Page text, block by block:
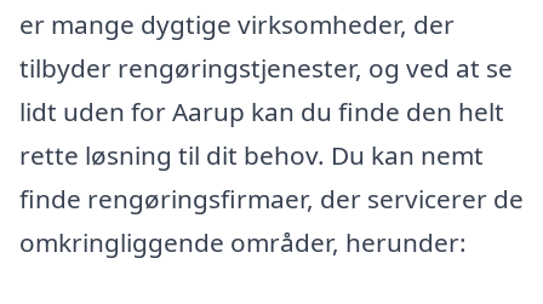
er mange dygtige virksomheder, der
tilbyder rengøringstjenester, og ved at se
lidt uden for Aarup kan du finde den helt
rette løsning til dit behov. Du kan nemt
finde rengøringsfirmaer, der servicerer de
omkringliggende områder, herunder: